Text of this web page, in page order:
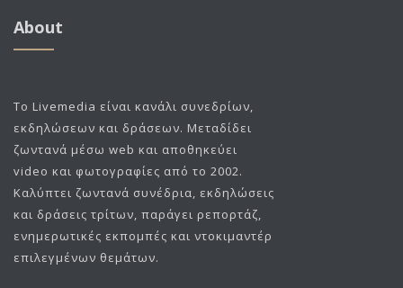
About
To Livemedia είναι κανάλι συνεδρίων,
εκδηλώσεων και δράσεων. Μεταδίδει
ζωντανά μέσω web και αποθηκεύει
video και φωτογραφίες από το 2002.
Καλύπτει ζωντανά συνέδρια, εκδηλώσεις
και δράσεις τρίτων, παράγει ρεπορτάζ,
ενημερωτικές εκπομπές και ντοκιμαντέρ
επιλεγμένων θεμάτων.